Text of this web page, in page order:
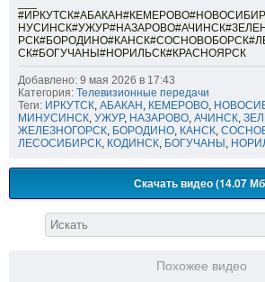
СК#БОГУЧАНЫ#НОРИЛЬСК#КРАСНОЯРСК
Добавлено: 9 мая 2026 в 17:43
Категория: Телевизионные передачи
Теги: ИРКУТСК, АБАКАН , КЕМЕРОВО,
МИНУСИНСК, УЖУР, НАЗАРОВО, АЧИНСК,
ЖЕЛЕЗНОГОРСК, БОРОДИНО, КАНСК,
ЛЕСОСИБИРСК, КОДИНСК, БОГУЧАНЫ ,
Скачать видео (14.07
Похожее видео